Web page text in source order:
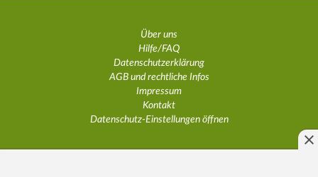
Über uns
Hilfe/FAQ
Datenschutzerklärung
AGB und rechtliche Infos
Impressum
Kontakt
Datenschutz-Einstellungen öffnen